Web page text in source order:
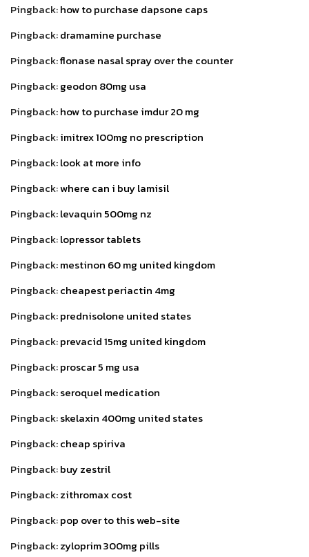
Pingback:how to purchase dapsone caps
Pingback:dramamine purchase
Pingback:flonase nasal spray over the counter
Pingback:geodon 80mg usa
Pingback:how to purchase imdur 20 mg
Pingback:imitrex 100mg no prescription
Pingback:look at more info
Pingback:where can i buy lamisil
Pingback:levaquin 500mg nz
Pingback:lopressor tablets
Pingback:mestinon 60 mg united kingdom
Pingback:cheapest periactin 4mg
Pingback:prednisolone united states
Pingback:prevacid 15mg united kingdom
Pingback:proscar 5 mg usa
Pingback:seroquel medication
Pingback:skelaxin 400mg united states
Pingback:cheap spiriva
Pingback:buy zestril
Pingback:zithromax cost
Pingback:pop over to this web-site
Pingback:zyloprim 300mg pills